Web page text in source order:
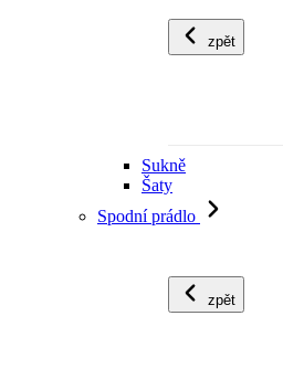
zpět
Sukně
Šaty
Spodní prádlo
zpět